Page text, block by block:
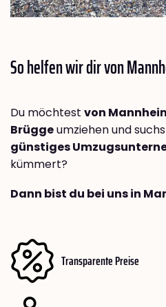
So helfen wir dir von
Du möchtest von
Brüggeumziehen und
günstiges
kümmert?
Dann bist du bei uns in
Transparente Preise